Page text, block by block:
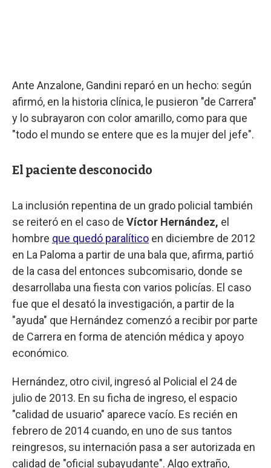
Ante Anzalone, Gandini reparó en un hecho: según
afirmó, en la historia clínica, le pusieron "de Carrera"
y lo subrayaron con color amarillo, como para que
"todo el mundo se entere que es la mujer del jefe".
El paciente desconocido
La inclusión repentina de un grado policial también
se reiteró en el caso de Víctor Hernández, el
hombre que quedó paralítico en diciembre de 2012
en La Paloma a partir de una bala que, afirma, partió
de la casa del entonces subcomisario, donde se
desarrollaba una fiesta con varios policías. El caso
fue que el desató la investigación, a partir de la
"ayuda" que Hernández comenzó a recibir por parte
de Carrera en forma de atención médica y apoyo
económico.
Hernández, otro civil, ingresó al Policial el 24 de
julio de 2013. En su ficha de ingreso, el espacio
"calidad de usuario" aparece vacío. Es recién en
febrero de 2014 cuando, en uno de sus tantos
reingresos, su internación pasa a ser autorizada en
calidad de "oficial subayudante". Algo extraño,